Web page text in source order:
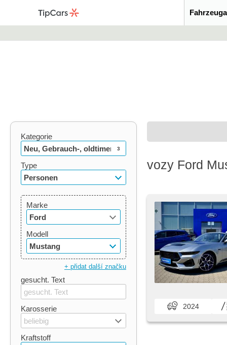
Kategorie
Neu, Gebrauch-, oldtimer
3
Type
Personen
Marke
Ford
Modell
Mustang
+ přidat další značku
gesucht. Text
Karosserie
beliebig
Kraftstoff
vozy Ford
2024